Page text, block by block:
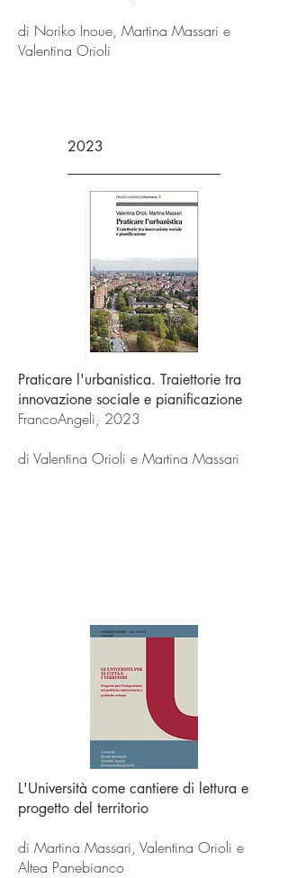
di Noriko Inoue, Martina Massari e
Valentina Orioli
2023
Praticare l'urbanistica. Traiettorie tra
innovazione sociale e pianificazione
FrancoAngeli, 2023
di Valentina Orioli e Martina Massari
L'Università come cantiere di lettura e
progetto del territorio
di Martina Massari, Valentina Orioli e
Altea Panebianco